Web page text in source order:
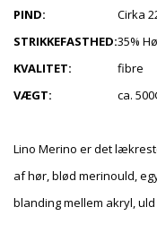
PIND:
STRIKKEFASTHED:
KVALITET:
VÆGT:
Cirka
35%
fibre
ca.
Lino Merino er det
af hør, blød merinould,
blanding mellem akryl,